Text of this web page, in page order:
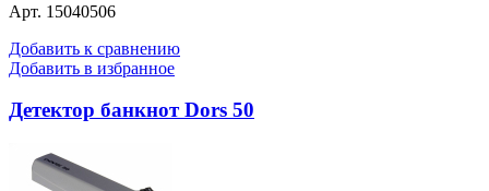
Арт. 15040506
Добавить к сравнению
Добавить в избранное
Детектор банкнот Dors 50